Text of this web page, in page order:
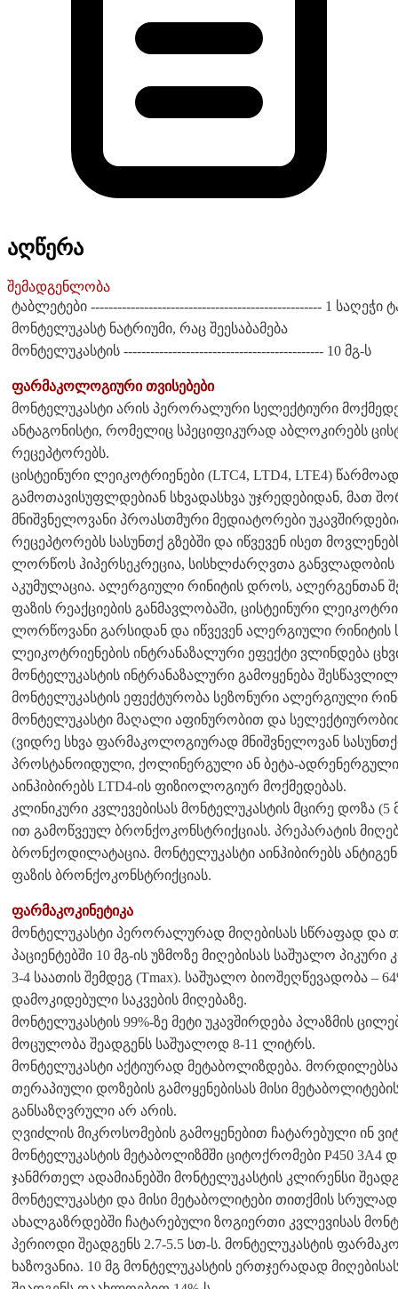
აღწერა
შემადგენლობა
ტაბლეტები ---------------------------------------------------- 1 საღეჭი
მონტელუკასტ ნატრიუმი, რაც შეესაბამება
მონტელუკასტის --------------------------------------------- 10 მგ-ს
ფარმაკოლოგიური თვისებები
მონტელუკასტი არის პერორალური სელექტიური
ანტაგონისტი, რომელიც სპეციფიკურად აბლოკირებს
რეცეპტორებს.
ცისტეინური ლეიკოტრიენები (LTC4, LTD4, LTE4)
გამოთავისუფლდებიან სხვადასხვა უჯრედებიდან, მათ
მნიშვნელოვანი პროასთმური მედიატორები
რეცეპტორებს სასუნთქ გზებში და იწვევენ ისეთ
ლორწოს ჰიპერსეკრეცია, სისხლძარღვთა განვლადობის
აკუმულაცია. ალერგიული რინიტის დროს, ალერგენთან
ფაზის რეაქციების განმავლობაში, ცისტეინური
ლორწოვანი გარსიდან და იწვევენ ალერგიული რინიტის
ლეიკოტრიენების ინტრანაზალური ეფექტი ვლინდება
მონტელუკასტის ინტრანაზალური გამოყენება
მონტელუკასტის ეფექტურობა სეზონური ალერგიული
მონტელუკასტი მაღალი აფინურობით და
(ვიდრე სხვა ფარმაკოლოგიურად მნიშვნელოვან
პროსტანოიდული, ქოლინერგული ან ბეტა-ადრენერგული
აინჰიბირებს LTD4-ის ფიზიოლოგიურ მოქმედებას.
კლინიკური კვლევებისას მონტელუკასტის მცირე დოზა (5
ით გამოწვეულ ბრონქოკონსტრიქციას. პრეპარატის
ბრონქოდილატაცია. მონტელუკასტი აინჰიბირებს
ფაზის ბრონქოკონსტრიქციას.
ფარმაკოკინეტიკა
მონტელუკასტი პერორალურად მიღებისას სწრაფად და
პაციენტებში 10 მგ-ის უზმოზე მიღებისას საშუალო პიკური
3-4 საათის შემდეგ (Tmax). საშუალო ბიოშეღწევადობა –
დამოკიდებული საკვების მიღებაზე.
მონტელუკასტის 99%-ზე მეტი უკავშირდება პლაზმის
მოცულობა შეადგენს საშუალოდ 8-11 ლიტრს.
მონტელუკასტი აქტიურად მეტაბოლიზდება. მორდილებსა
თერაპიული დოზების გამოყენებისას მისი
განსაზღვრული არ არის.
ღვიძლის მიკროსომების გამოყენებით ჩატარებული ინ
მონტელუკასტის მეტაბოლიზმში ციტოქრომები P450 3A4
ჯანმრთელ ადამიანებში მონტელუკასტის კლირენსი
მონტელუკასტი და მისი მეტაბოლიტები თითქმის
ახალგაზრდებში ჩატარებული ზოგიერთი კვლევისას
პერიოდი შეადგენს 2.7-5.5 სთ-ს. მონტელუკასტის
ხაზოვანია. 10 მგ მონტელუკასტის ერთჯერადად